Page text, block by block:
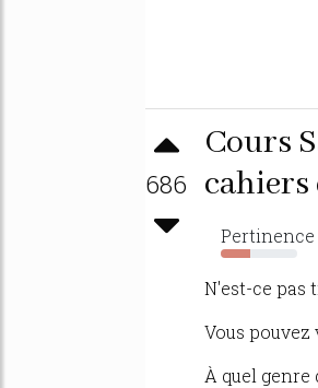
686
Cours
cahiers
Pertinence
39%
N'est-ce pas
Vous
À quel genre